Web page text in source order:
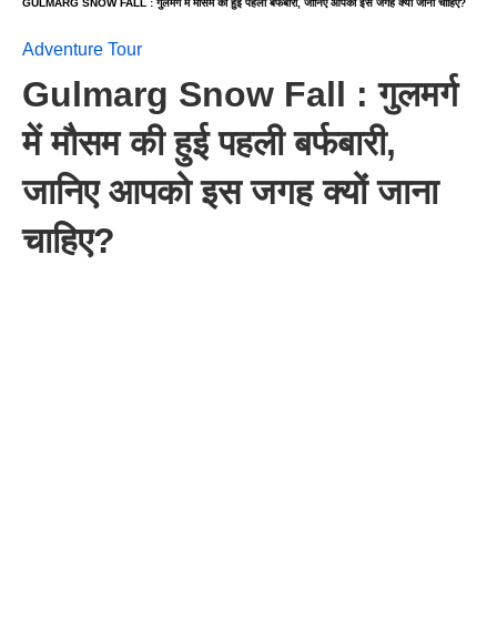
GULMARG SNOW FALL : गुलमर्ग में मौसम की हुई पहली बर्फबारी, जानिए आपको इस जगह क्यों जाना चाहिए?
Adventure Tour
Gulmarg Snow Fall : गुलमर्ग
में मौसम की हुई पहली बर्फबारी,
जानिए आपको इस जगह क्यों जाना
चाहिए?